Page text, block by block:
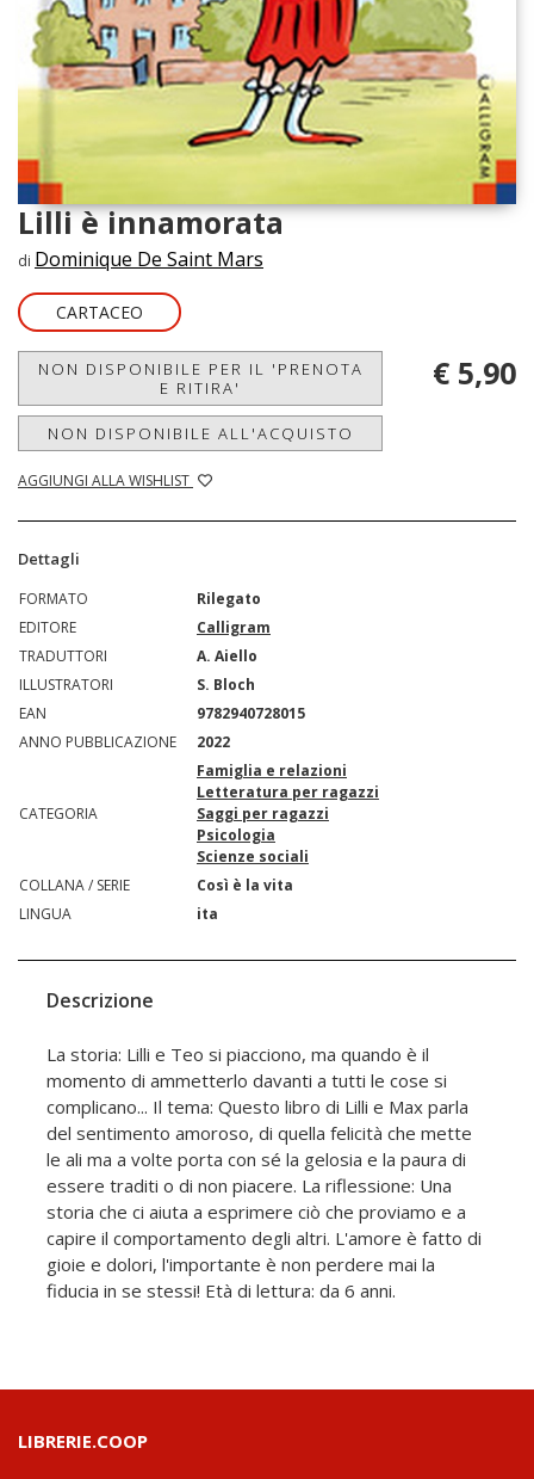
Lilli è innamorata
di Dominique De Saint Mars
CARTACEO
NON DISPONIBILE PER IL 'PRENOTA
E RITIRA'
NON DISPONIBILE ALL'ACQUISTO
AGGIUNGI ALLA WISHLIST
€ 5,90
Dettagli
FORMATO
Rilegato
EDITORE
Calligram
TRADUTTORI
A. Aiello
ILLUSTRATORI
S. Bloch
EAN
9782940728015
ANNO PUBBLICAZIONE
2022
CATEGORIA
Famiglia e relazioni
Letteratura per ragazzi
Saggi per ragazzi
Psicologia
Scienze sociali
COLLANA / SERIE
Così è la vita
LINGUA
ita
Descrizione
La storia: Lilli e Teo si piacciono, ma quando è il
momento di ammetterlo davanti a tutti le cose si
complicano... Il tema: Questo libro di Lilli e Max parla
del sentimento amoroso, di quella felicità che mette
le ali ma a volte porta con sé la gelosia e la paura di
essere traditi o di non piacere. La riflessione: Una
storia che ci aiuta a esprimere ciò che proviamo e a
capire il comportamento degli altri. L'amore è fatto di
gioie e dolori, l'importante è non perdere mai la
fiducia in se stessi! Età di lettura: da 6 anni.
LIBRERIE.COOP